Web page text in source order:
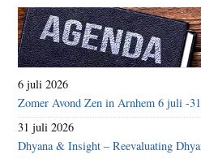
6 juli 2026
Zomer Avond Zen in Arnhem 6 juli -
31 juli 2026
Dhyana & Insight – Reevaluating